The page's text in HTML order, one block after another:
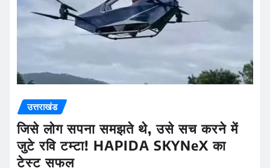
उत्तराखंड
जिसे लोग सपना समझते थे, उसे सच करने में
जुटे रवि टम्टा! HAPIDA SKYNeX का
टेस्ट सफल